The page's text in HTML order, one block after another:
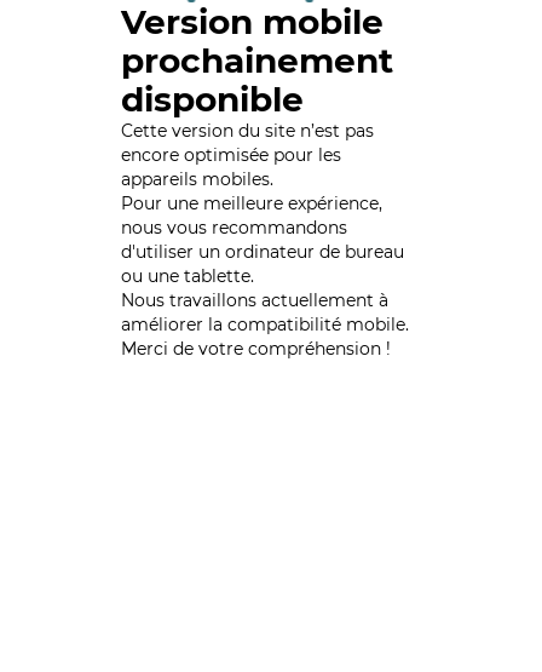
Version mobile
prochainement
disponible
Cette version du site n’est pas
encore optimisée pour les
appareils mobiles.
Pour une meilleure expérience,
nous vous recommandons
d'utiliser un ordinateur de bureau
ou une tablette.
Nous travaillons actuellement à
améliorer la compatibilité mobile.
Merci de votre compréhension !